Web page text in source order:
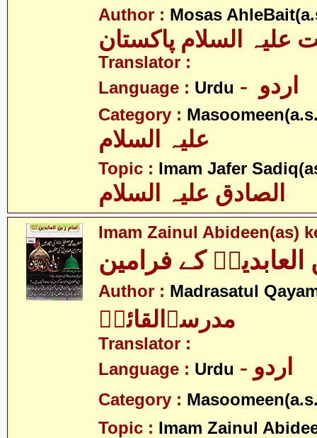
Author : Mosas
السلام پاکستان
Translator :
Language : Urdu
Category :
Topic : Imam Jafer
Imam Zainul Abideen(as)
العابدینؑ کے فرامین
Author : Madrasatul
مدرسۃالقائمؑ
Translator :
Language : Urdu - اردو
Category :
Topic : Imam Zainul